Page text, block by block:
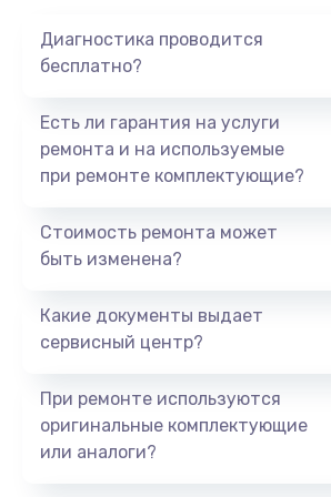
Заказать
1190 руб.
Заказать
Замена термостата
Заказать
3390 руб.
Заказать
Диагностика проводится
бесплатно?
Есть ли гарантия на услуги
ремонта и на используемые
при ремонте комплектующие?
Стоимость ремонта может
быть изменена?
Какие документы выдает
сервисный центр?
При ремонте используются
оригинальные комплектующие
или аналоги?